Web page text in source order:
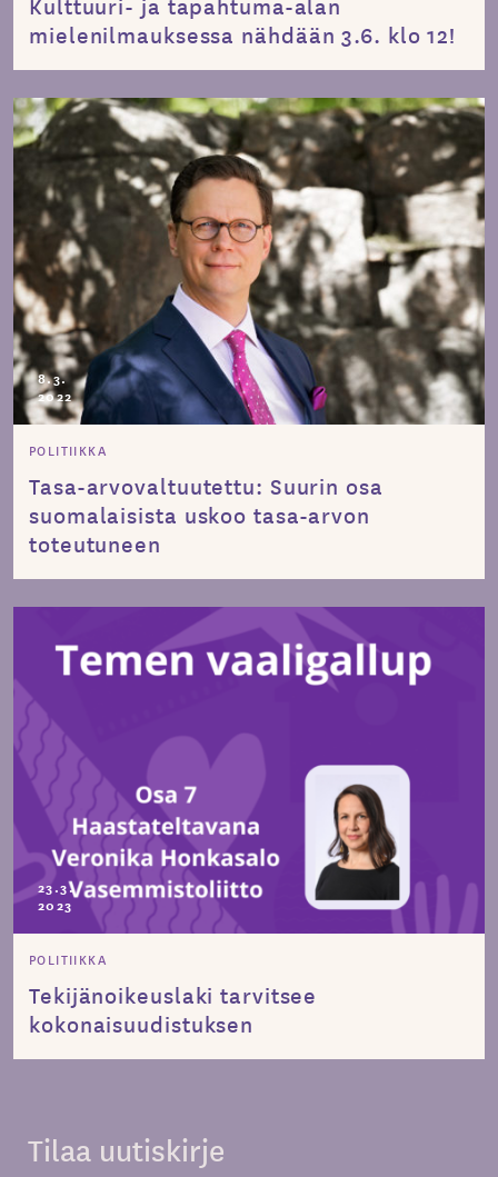
mielenilmauksessa nähdään 3.6. klo 12!
8.3.
2022
POLITIIKKA
Tasa-arvovaltuutettu: Suurin osa
suomalaisista uskoo tasa-arvon
toteutuneen
23.3.
2023
POLITIIKKA
Tekijänoikeuslaki tarvitsee
kokonaisuudistuksen
Tilaa uutiskirje